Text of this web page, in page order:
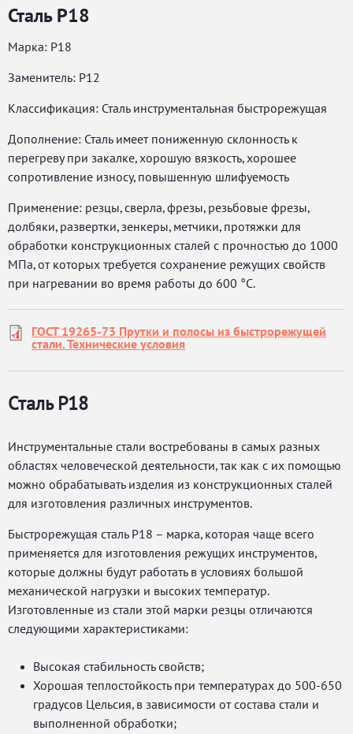
Сталь Р18
Марка: Р18
Заменитель: Р12
Классификация: Сталь инструментальная быстрорежущая
Дополнение: Сталь имеет пониженную склонность к
перегреву при закалке, хорошую вязкость, хорошее
сопротивление износу, повышенную шлифуемость
Применение: резцы, сверла, фрезы, резьбовые фрезы,
долбяки, развертки, зенкеры, метчики, протяжки для
обработки конструкционных сталей с прочностью до 1000
МПа, от которых требуется сохранение режущих свойств
при нагревании во время работы до 600 °С.
ГОСТ 19265-73 Прутки и полосы из быстрорежущей
стали. Технические условия
Сталь Р18
Инструментальные стали востребованы в самых разных
областях человеческой деятельности, так как с их помощью
можно обрабатывать изделия из конструкционных сталей
для изготовления различных инструментов.
Быстрорежущая сталь Р18 – марка, которая чаще всего
применяется для изготовления режущих инструментов,
которые должны будут работать в условиях большой
механической нагрузки и высоких температур.
Изготовленные из стали этой марки резцы отличаются
следующими характеристиками:
Высокая стабильность свойств;
Хорошая теплостойкость при температурах до 500-650
градусов Цельсия, в зависимости от состава стали и
выполненной обработки;